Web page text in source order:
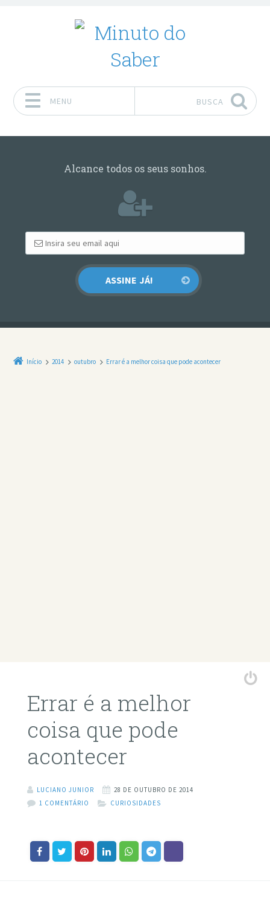
MENU BUSCA
Alcance todos os seus sonhos.
Início 2014 outubro Errar é a melhor coisa que pode acontecer
Errar é a melhor
coisa que pode
acontecer
LUCIANO JUNIOR
28 DE OUTUBRO DE 2014
1 COMENTÁRIO
CURIOSIDADES